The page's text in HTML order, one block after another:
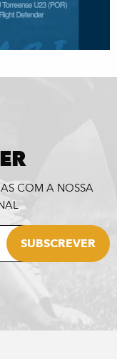
COM A NOSSA